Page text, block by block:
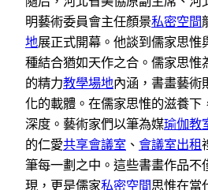
明藝術委員會主任顏景私密空間
地展正式開幕。他談到儒家思惟
種結合猶如天作之合。儒家思惟
的精力教學場地內涵，書畫藝術
化的載體。在儒家思惟的滋養下
深度。藝術家們以筆為媒瑜伽教
的仁愛共享會議室 、 會議室出租
筆每一劃之中。這些書畫作品不
現，更是儒家私密空間思惟在當